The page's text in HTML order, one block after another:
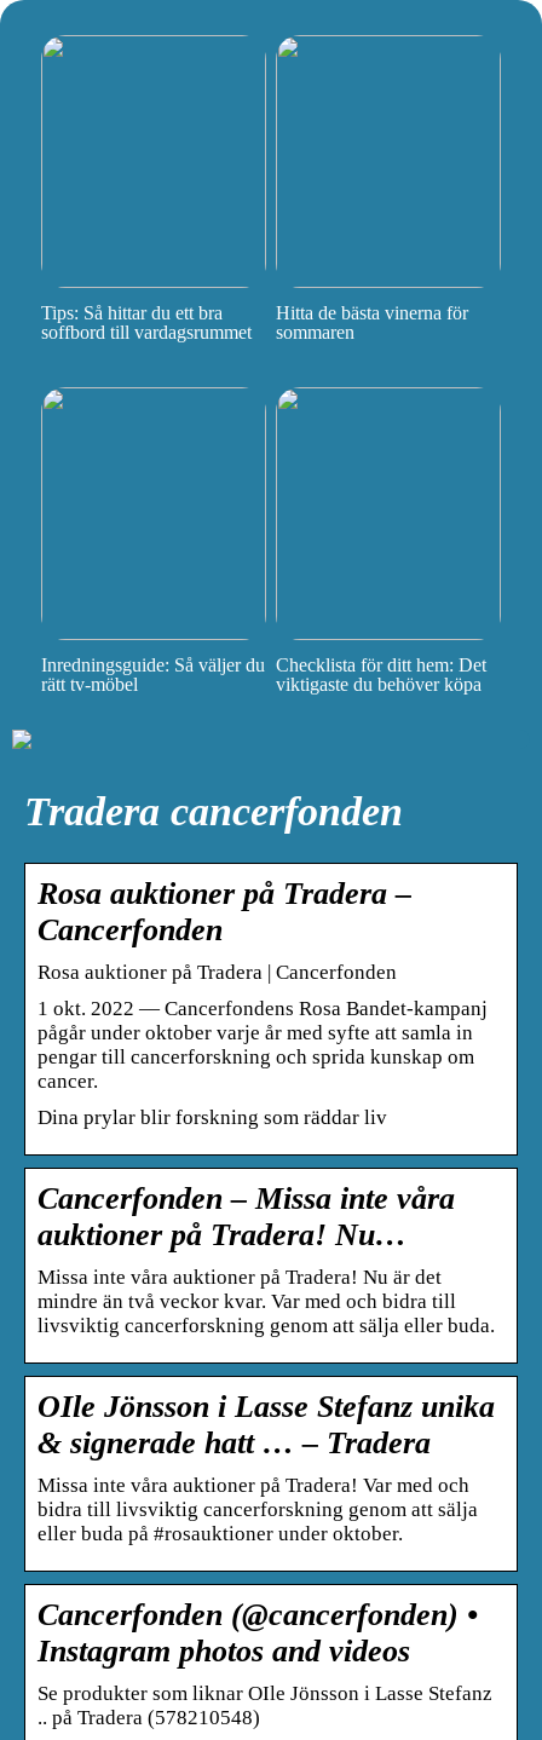
Tips: Så hittar du ett bra
soffbord till vardagsrummet
Hitta de bästa vinerna för
sommaren
Inredningsguide: Så väljer du
rätt tv-möbel
Checklista för ditt hem: Det
viktigaste du behöver köpa
Tradera cancerfonden
Rosa auktioner på Tradera –
Cancerfonden
Rosa auktioner på Tradera | Cancerfonden
1 okt. 2022 — Cancerfondens Rosa Bandet-kampanj
pågår under oktober varje år med syfte att samla in
pengar till cancerforskning och sprida kunskap om
cancer.
Dina prylar blir forskning som räddar liv
Cancerfonden – Missa inte våra
auktioner på Tradera! Nu…
Missa inte våra auktioner på Tradera! Nu är det
mindre än två veckor kvar. Var med och bidra till
livsviktig cancerforskning genom att sälja eller buda.
OIle Jönsson i Lasse Stefanz unika
& signerade hatt … – Tradera
Missa inte våra auktioner på Tradera! Var med och
bidra till livsviktig cancerforskning genom att sälja
eller buda på #rosauktioner under oktober.
Cancerfonden (@cancerfonden) •
Instagram photos and videos
Se produkter som liknar OIle Jönsson i Lasse Stefanz
.. på Tradera (578210548)